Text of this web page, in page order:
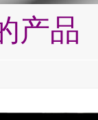
产品